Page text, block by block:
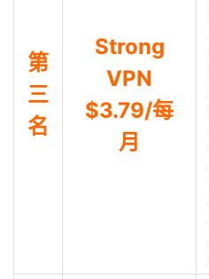
第
三
名
Strong
VPN
$3.79/每
月